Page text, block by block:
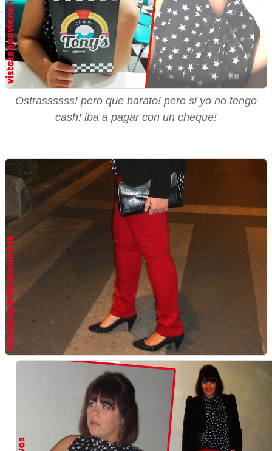
Ostrassssss! pero que barato! pero si yo no tengo
cash! iba a pagar con un cheque!